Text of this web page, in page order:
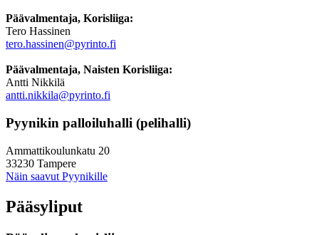
Päävalmentaja, Korisliiga:
Tero Hassinen
tero.hassinen@pyrinto.fi
Päävalmentaja, Naisten Korisliiga:
Antti Nikkilä
antti.nikkila@pyrinto.fi
Pyynikin palloiluhalli (pelihalli)
Ammattikoulunkatu 20
33230 Tampere
Näin saavut Pyynikille
Pääsyliput